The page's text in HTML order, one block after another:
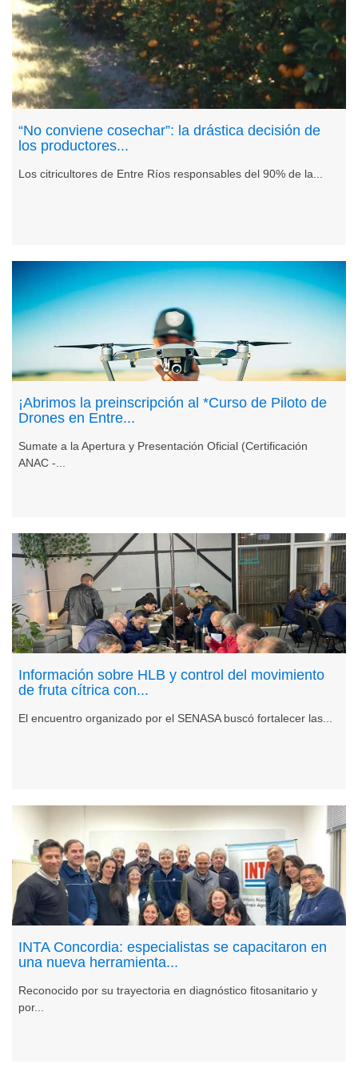
“No conviene cosechar”: la drástica decisión de
los productores...
Los citricultores de Entre Ríos responsables del 90% de la...
¡Abrimos la preinscripción al *Curso de Piloto de
Drones en Entre...
Sumate a la Apertura y Presentación Oficial (Certificación
ANAC -...
Información sobre HLB y control del movimiento
de fruta cítrica con...
El encuentro organizado por el SENASA buscó fortalecer las...
INTA Concordia: especialistas se capacitaron en
una nueva herramienta...
Reconocido por su trayectoria en diagnóstico fitosanitario y
por...